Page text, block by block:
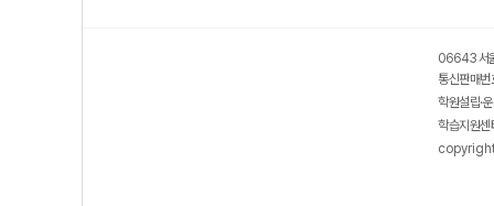
06643 서
통신판매
학원설립·
학습지원